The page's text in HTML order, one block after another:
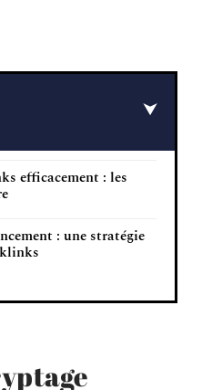
efficacement : les
: une stratégie